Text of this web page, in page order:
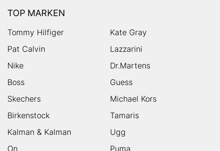
TOP MARKEN
Tommy Hilfiger
Kate Gray
Pat Calvin
Lazzarini
Nike
Dr.Martens
Boss
Guess
Skechers
Michael Kors
Birkenstock
Tamaris
Kalman & Kalman
Ugg
On
Puma